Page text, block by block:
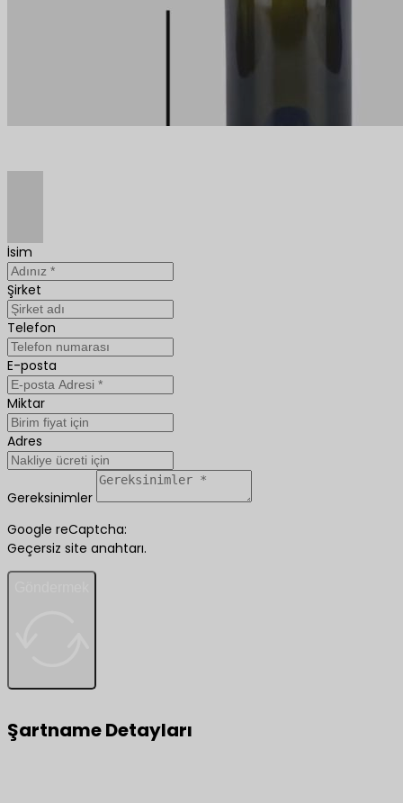
İsim
Şirket
Telefon
E-posta
Miktar
Adres
Gereksinimler
Google reCaptcha:
Geçersiz site anahtarı.
Şartname Detayları